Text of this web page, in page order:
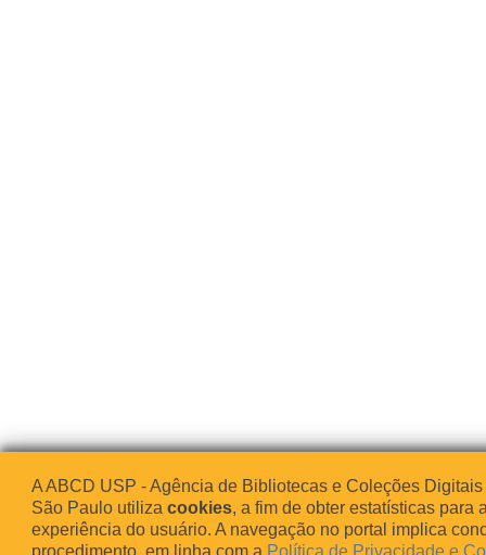
A ABCD USP - Agência de Bibliotecas e Coleções
São Paulo utiliza cookies, a fim de obter estatísticas para
experiência do usuário. A navegação no portal implica
procedimento, em linha com a Política de Privacidade e